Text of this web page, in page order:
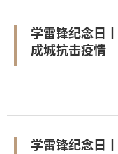
学雷锋纪念日
成城抗击疫情
学雷锋纪念日